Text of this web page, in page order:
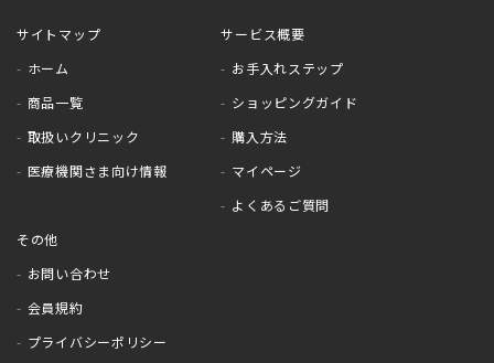
サイトマップ
ホーム
商品一覧
取扱いクリニック
医療機関さま向け情報
サービス概要
お手入れステップ
ショッピングガイド
購入方法
マイページ
よくあるご質問
その他
お問い合わせ
会員規約
プライバシーポリシー